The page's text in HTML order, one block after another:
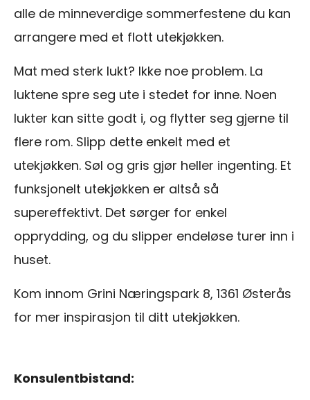
alle de minneverdige sommerfestene du kan
arrangere med et flott utekjøkken.
Mat med sterk lukt? Ikke noe problem. La
luktene spre seg ute i stedet for inne. Noen
lukter kan sitte godt i, og flytter seg gjerne til
flere rom. Slipp dette enkelt med et
utekjøkken. Søl og gris gjør heller ingenting. Et
funksjonelt utekjøkken er altså så
supereffektivt. Det sørger for enkel
opprydding, og du slipper endeløse turer inn i
huset.
Kom innom Grini Næringspark 8, 1361 Østerås
for mer inspirasjon til ditt utekjøkken.
Konsulentbistand: